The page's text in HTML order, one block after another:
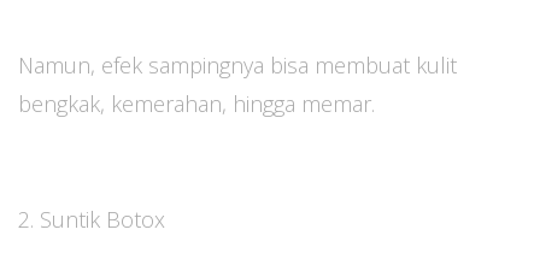
Namun, efek sampingnya bisa membuat kulit
bengkak, kemerahan, hingga memar.
2. Suntik Botox